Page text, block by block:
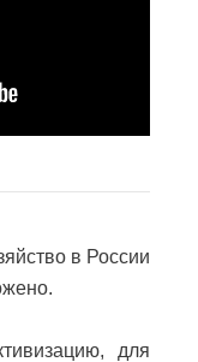
в России
для